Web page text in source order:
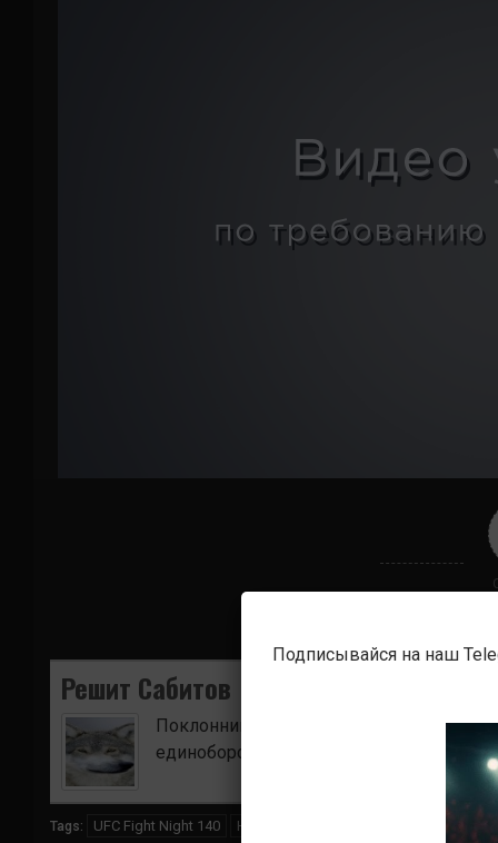
Решит Сабитов
Поклонник боевых искусств. Ищу для
единоборств.
Tags: UFC Fight Night 140 Нил Мэгни Сантьяго
Подписывайся на наш